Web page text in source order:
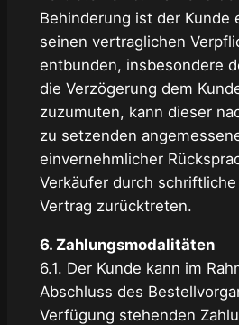
Behinderung ist der Kunde
seinen vertraglichen
entbunden, insbesondere
die Verzögerung dem
zuzumuten, kann dieser
zu setzenden
einvernehmlicher
Verkäufer durch
Vertrag zurücktreten.
6. Zahlungsmodalitäten
6.1. Der Kunde kann im
Abschluss des
Verfügung stehenden